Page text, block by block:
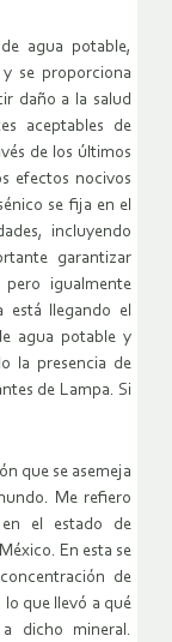
agua potable,
se proporciona
daño a la salud
aceptables de
de los últimos
efectos nocivos
se fija en el
incluyendo
garantizar
igualmente
está llegando el
agua potable y
la presencia de
de Lampa. Si
que se asemeja
Me refiero
en el estado de
En esta se
de
lo que llevó a qué
a dicho mineral.